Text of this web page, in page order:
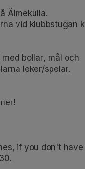
Älmekulla.
vid klubbstugan kl
bollar, mål och
leker/spelar.
if you don't have